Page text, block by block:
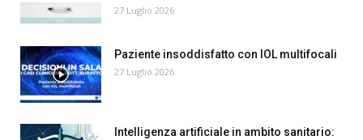
27 Luglio 2026
Paziente insoddisfatto con IOL multifocali
27 Luglio 2026
Intelligenza artificiale in ambito sanitario: